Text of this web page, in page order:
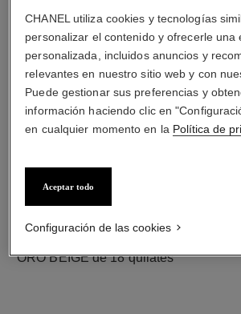
de 0,30 quilate certificado por el GIA
Las características de cada pieza
material
ORO BEIGE de 18 quilates
CHANEL utiliza cookies y tecnologías
personalizar el contenido y ofrecerle una
personalizada, incluidos anuncios y
relevantes en nuestro sitio web y con
Puede gestionar sus preferencias y
información haciendo clic en
en cualquier momento en la Política de
Aceptar todo
Configuración de las cookies